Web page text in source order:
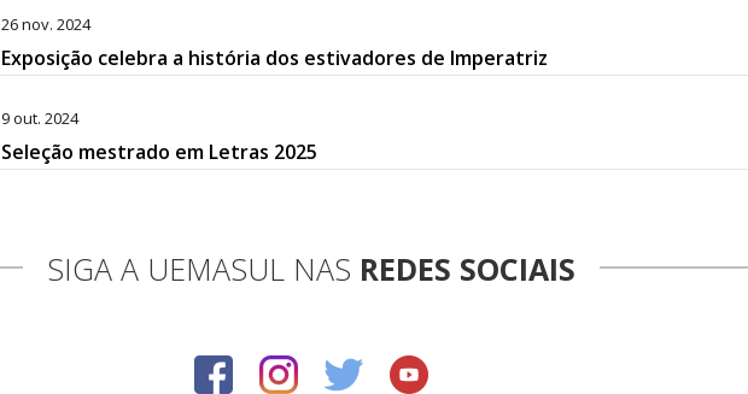
26 nov. 2024
Exposição celebra a história dos estivadores de Imperatriz
9 out. 2024
Seleção mestrado em Letras 2025
SIGA A UEMASUL NAS REDES SOCIAIS